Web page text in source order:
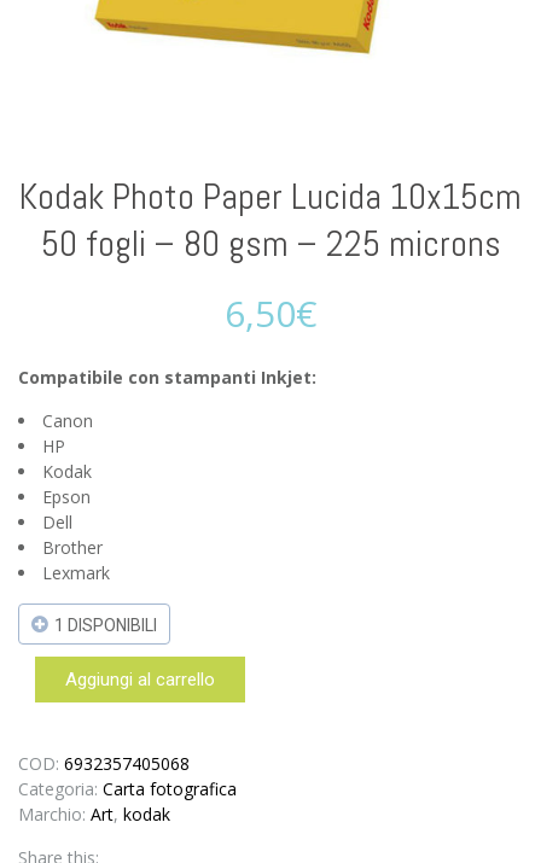
Kodak Photo Paper Lucida 10x15cm
50 fogli – 80 gsm – 225 microns
6,50€
Compatibile con stampanti Inkjet:
Canon
HP
Kodak
Epson
Dell
Brother
Lexmark
1 DISPONIBILI
Kodak
Lucida
10x15cm
50
Aggiungi al carrello
COD: 6932357405068
Categoria: Carta fotografica
Marchio: Art, kodak
Share this: